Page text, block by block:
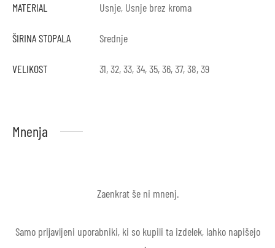
MATERIAL Usnje, Usnje brez kroma
ŠIRINA STOPALA Srednje
VELIKOST 31, 32, 33, 34, 35, 36, 37, 38, 39
Mnenja
Zaenkrat še ni mnenj.
Samo prijavljeni uporabniki, ki so kupili ta izdelek, lahko napišejo